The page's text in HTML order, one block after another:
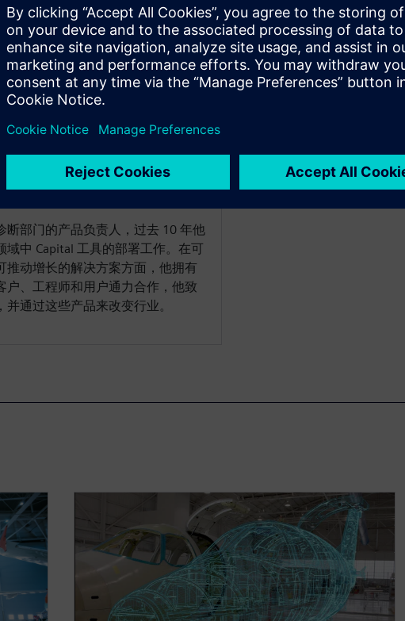
年经验的高级产品经理。凭借在配
业知识，他成功领导了多家原始设
种车辆平台提供了出色的电气/电子
SOFTWARE
断部门的产品负责人，过去 10 年他
域中 Capital 工具的部署工作。在可
推动增长的解决方案方面，他拥有
户、工程师和用户通力合作，他致
通过这些产品来改变行业。